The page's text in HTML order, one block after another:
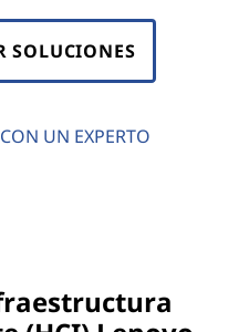
SOLUCIONES
UN EXPERTO